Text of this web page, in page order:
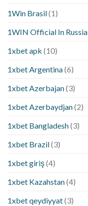
1Win Brasil(1)
1WIN Official In Russia
1xbet apk (10)
1xbet Argentina(6)
1xbet Azerbajan(3)
1xbet Azerbaydjan(2)
1xbet Bangladesh(3)
1xbet Brazil(3)
1xbet giriş(4)
1xbet Kazahstan(4)
1xbet qeydiyyat(3)